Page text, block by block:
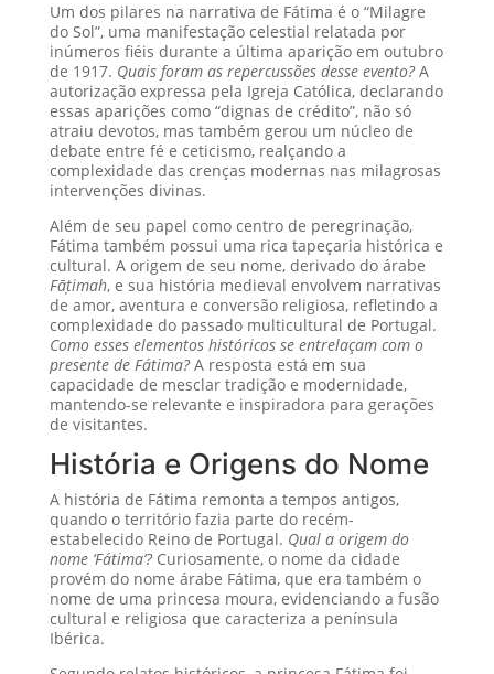
Um dos pilares na narrativa de Fátima é o “Milagre
do Sol”, uma manifestação celestial relatada por
inúmeros fiéis durante a última aparição em outubro
de 1917. Quais foram as repercussões desse evento?A
autorização expressa pela Igreja Católica, declarando
essas aparições como “dignas de crédito”, não só
atraiu devotos, mas também gerou um núcleo de
debate entre fé e ceticismo, realçando a
complexidade das crenças modernas nas milagrosas
intervenções divinas.
Além de seu papel como centro de peregrinação,
Fátima também possui uma rica tapeçaria histórica e
cultural. A origem de seu nome, derivado do árabe
Fāṭimah, e sua história medieval envolvem narrativas
de amor, aventura e conversão religiosa, refletindo a
complexidade do passado multicultural de Portugal.
Como esses elementos históricos se entrelaçam com o
presente de Fátima?A resposta está em sua
capacidade de mesclar tradição e modernidade,
mantendo-se relevante e inspiradora para gerações
de visitantes.
História e Origens do Nome
A história de Fátima remonta a tempos antigos,
quando o território fazia parte do recém-
estabelecido Reino de Portugal. Qual a origem do
nome ‘Fátima’?Curiosamente, o nome da cidade
provém do nome árabe Fátima, que era também o
nome de uma princesa moura, evidenciando a fusão
cultural e religiosa que caracteriza a península
Ibérica.